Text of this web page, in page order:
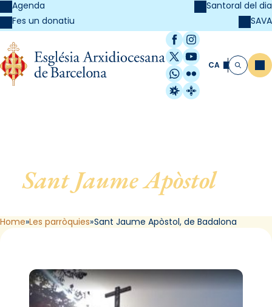
Agenda
Fes un donatiu
Santoral del dia
SAVA
Facebook
Instagram
X / Twitter
YouTube
WhatsApp
Flickr
Radio Estel
Catalunya
CA Cerca
Sant Jaume Apòstol, de
Badalona
Home Les parròquies Sant Jaume Apòstol, de Badalona